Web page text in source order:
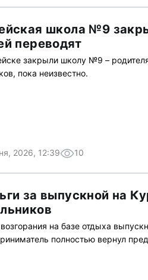
школа №9
переводят
закрыли школу №9 –
пока неизвестно.
2026, 12:39 10
за выпускной на
на базе отдыха
полностью вернул